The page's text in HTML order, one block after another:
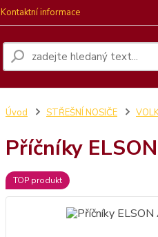
Kontaktní informace
Úvod STŘEŠNÍ NOSIČE
Příčníky
TOP produkt